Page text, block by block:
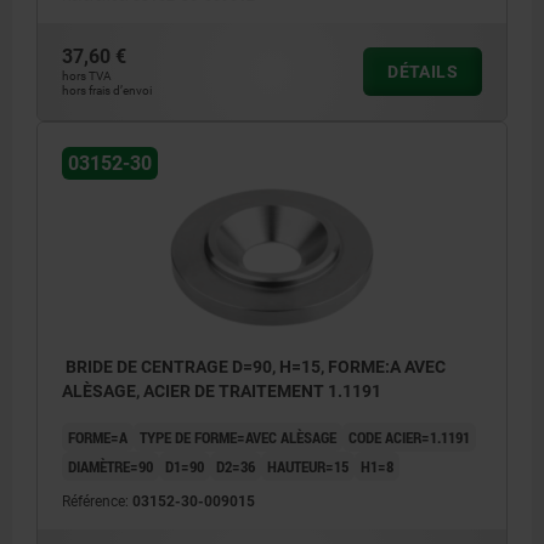
37,60 €
hors TVA
hors frais d’envoi
DÉTAILS
03152-30
BRIDE DE CENTRAGE D=90, H=15, FORME:A AVEC
ALÈSAGE, ACIER DE TRAITEMENT 1.1191
FORME=A TYPE DE FORME=AVEC ALÈSAGE
CODE ACIER=1.1191
DIAMÈTRE=90
D1=90 D2=36 HAUTEUR=15 H1=8
Référence: 03152-30-009015